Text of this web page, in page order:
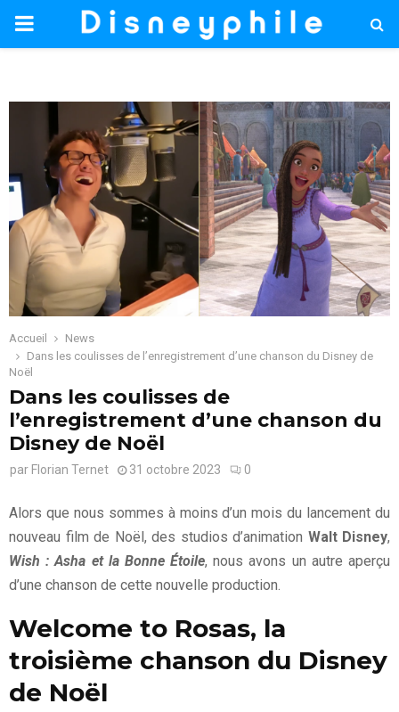
PRIMARY
Accueil
News
Dans les coulisses de l’enregistrement d’une chanson du Disney de
Noël
Dans les coulisses de
l’enregistrement d’une chanson du
Disney de Noël
par Florian Ternet 31 octobre 2023 0
Alors que nous sommes à moins d’un mois du lancement du
nouveau film de Noël, des studios d’animation Walt Disney,
Wish : Asha et la Bonne Étoile, nous avons un autre aperçu
d’une chanson de cette nouvelle production.
Welcome to Rosas, la
troisième chanson du Disney
de Noël